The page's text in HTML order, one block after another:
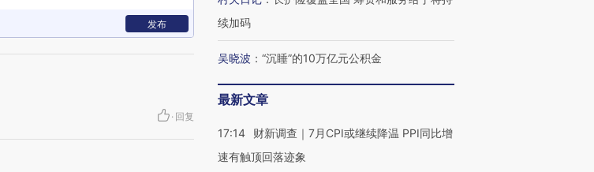
发布
· 回复
续加码
吴晓波 ： “沉睡”的10万亿元公积金
最新文章
17:14
财新调查｜7月CPI或继续降温 PPI同比增
速有触顶回落迹象